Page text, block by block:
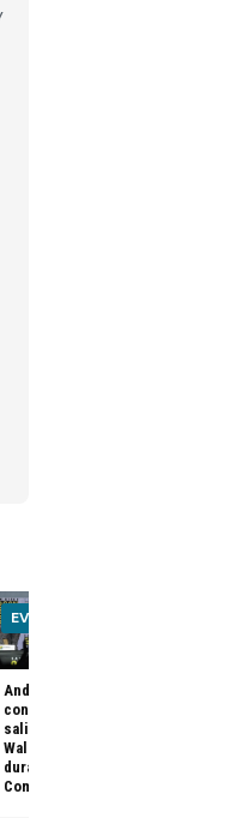
EVENTOS
Andrew Lincoln
confirma su
salida de The
Walking Dead
durante la
Comic-Con